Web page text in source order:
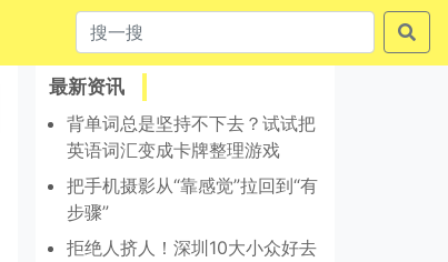
最新资讯
背单词总是坚持不下去？试试把
英语词汇变成卡牌整理游戏
把手机摄影从“靠感觉”拉回到“有
步骤”
拒绝人挤人！深圳10大小众好去